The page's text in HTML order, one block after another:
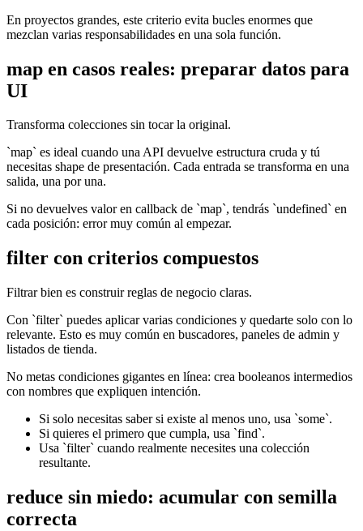
En proyectos grandes, este criterio evita bucles enormes que
mezclan varias responsabilidades en una sola función.
map en casos reales: preparar datos para
UI
Transforma colecciones sin tocar la original.
`map` es ideal cuando una API devuelve estructura cruda y tú
necesitas shape de presentación. Cada entrada se transforma en una
salida, una por una.
Si no devuelves valor en callback de `map`, tendrás `undefined` en
cada posición: error muy común al empezar.
filter con criterios compuestos
Filtrar bien es construir reglas de negocio claras.
Con `filter` puedes aplicar varias condiciones y quedarte solo con lo
relevante. Esto es muy común en buscadores, paneles de admin y
listados de tienda.
No metas condiciones gigantes en línea: crea booleanos intermedios
con nombres que expliquen intención.
Si solo necesitas saber si existe al menos uno, usa `some`.
Si quieres el primero que cumpla, usa `find`.
Usa `filter` cuando realmente necesites una colección
resultante.
reduce sin miedo: acumular con semilla
correcta